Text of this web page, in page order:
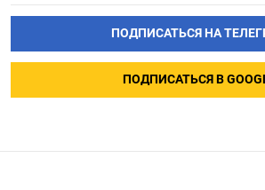
ПОДПИСАТЬСЯ НА
ПОДПИСАТЬСЯ В